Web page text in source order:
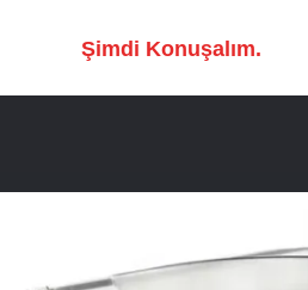
Şimdi Konuşalım.